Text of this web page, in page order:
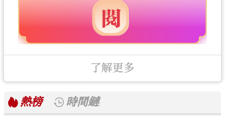
了解更多
熱榜
時間鏈